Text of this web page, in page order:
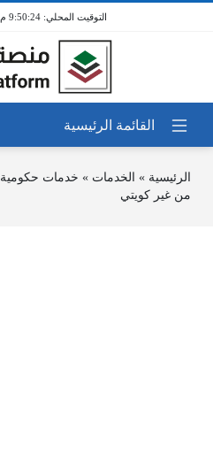
9:50:24 م / 7 أغسطس 2026
الرئيسية » الخدمات » خدمات حكومية
من غير كويتي